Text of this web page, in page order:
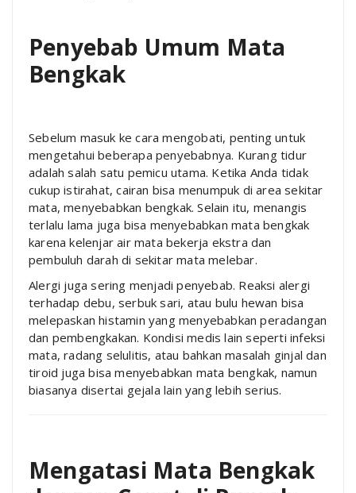
Penyebab Umum Mata
Bengkak
Sebelum masuk ke cara mengobati, penting untuk
mengetahui beberapa penyebabnya. Kurang tidur
adalah salah satu pemicu utama. Ketika Anda tidak
cukup istirahat, cairan bisa menumpuk di area sekitar
mata, menyebabkan bengkak. Selain itu, menangis
terlalu lama juga bisa menyebabkan mata bengkak
karena kelenjar air mata bekerja ekstra dan
pembuluh darah di sekitar mata melebar.
Alergi juga sering menjadi penyebab. Reaksi alergi
terhadap debu, serbuk sari, atau bulu hewan bisa
melepaskan histamin yang menyebabkan peradangan
dan pembengkakan. Kondisi medis lain seperti infeksi
mata, radang selulitis, atau bahkan masalah ginjal dan
tiroid juga bisa menyebabkan mata bengkak, namun
biasanya disertai gejala lain yang lebih serius.
Mengatasi Mata Bengkak